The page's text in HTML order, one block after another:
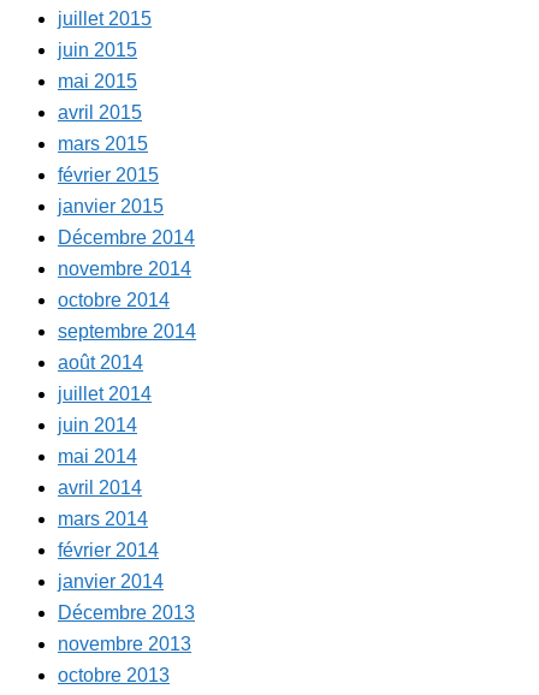
juillet 2015
juin 2015
mai 2015
avril 2015
mars 2015
février 2015
janvier 2015
Décembre 2014
novembre 2014
octobre 2014
septembre 2014
août 2014
juillet 2014
juin 2014
mai 2014
avril 2014
mars 2014
février 2014
janvier 2014
Décembre 2013
novembre 2013
octobre 2013